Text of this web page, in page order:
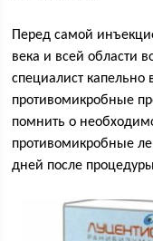
Перед самой
века и всей области
специалист капельно
противомикробные
помнить о
противомикробные
дней после